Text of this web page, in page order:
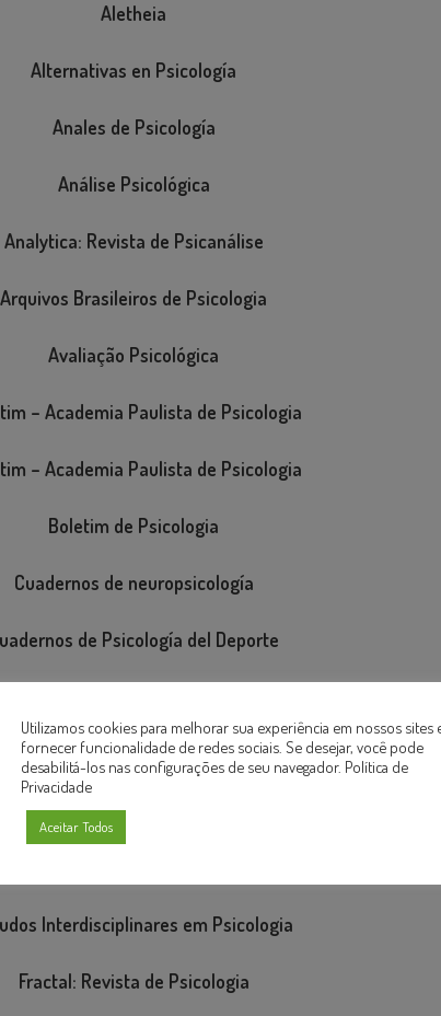
Aletheia
Alternativas en Psicología
Anales de Psicología
Análise Psicológica
Analytica: Revista de Psicanálise
Arquivos Brasileiros de Psicologia
Avaliação Psicológica
– Academia Paulista de Psicologia
– Academia Paulista de Psicologia
Boletim de Psicologia
Cuadernos de neuropsicología
de Psicología del Deporte
Estudos de Psicologia (Campinas)
Estudos de Psicologia (Natal)
Interdisciplinares em Psicologia
Fractal: Revista de Psicologia
Utilizamos cookies para melhorar sua experiência em nossos sites
fornecer funcionalidade de redes sociais. Se desejar, você pode
desabilitá-los nas configurações de seu navegador. Política de
Privacidade
Aceitar Todos